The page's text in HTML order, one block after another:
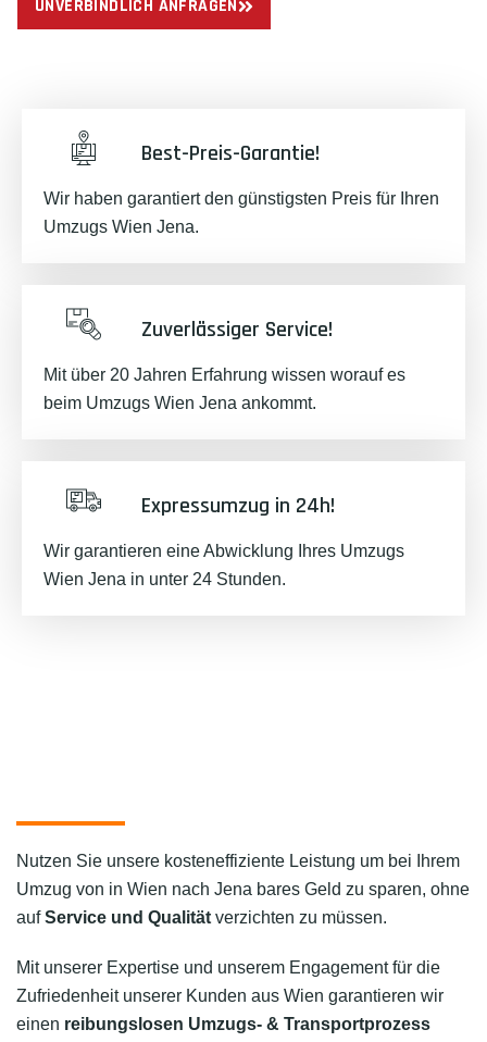
UNVERBINDLICH ANFRAGEN
Best-Preis-Garantie!
Wir haben garantiert den günstigsten Preis für Ihren
Umzugs Wien Jena.
Zuverlässiger Service!
Mit über 20 Jahren Erfahrung wissen worauf es
beim Umzugs Wien Jena ankommt.
Expressumzug in 24h!
Wir garantieren eine Abwicklung Ihres Umzugs
Wien Jena in unter 24 Stunden.
Nutzen Sie unsere kosteneffiziente Leistung um bei Ihrem
Umzug von in Wien nach Jena bares Geld zu sparen, ohne
aufService und Qualität verzichten zu müssen.
Mit unserer Expertise und unserem Engagement für die
Zufriedenheit unserer Kunden aus Wien garantieren wir
einen reibungslosen Umzugs- & Transportprozess